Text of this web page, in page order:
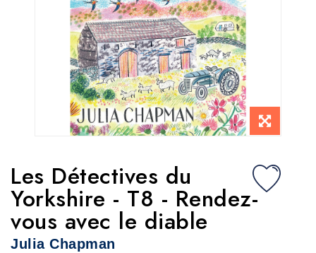
Les Détectives du
Yorkshire - T8 - Rendez-
vous avec le diable
Julia Chapman